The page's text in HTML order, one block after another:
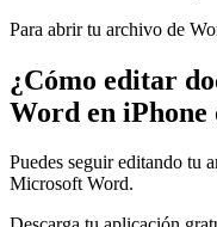
Para abrir tu archivo de
¿Cómo editar
Word en
Puedes seguir editando tu
Microsoft Word.